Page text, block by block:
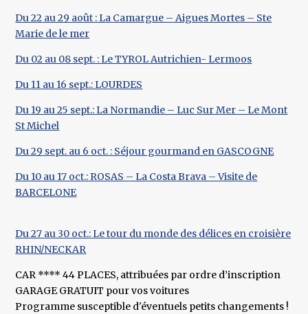
Du 22 au 29 août : La Camargue – Aigues Mortes – Ste
Marie de le mer
Du 02 au 08 sept. : Le TYROL Autrichien- Lermoos
Du 11 au 16 sept.: LOURDES
Du 19 au 25 sept.: La Normandie – Luc Sur Mer – Le Mont
St Michel
Du 29 sept. au 6 oct. : Séjour gourmand en GASCOGNE
Du 10 au 17 oct.: ROSAS – La Costa Brava – Visite de
BARCELONE
Du 27 au 30 oct.: Le tour du monde des délices en croisière
RHIN/NECKAR
CAR **** 44 PLACES, attribuées par ordre d’inscription
GARAGE GRATUIT pour vos voitures
Programme susceptible d'éventuels petits changements !